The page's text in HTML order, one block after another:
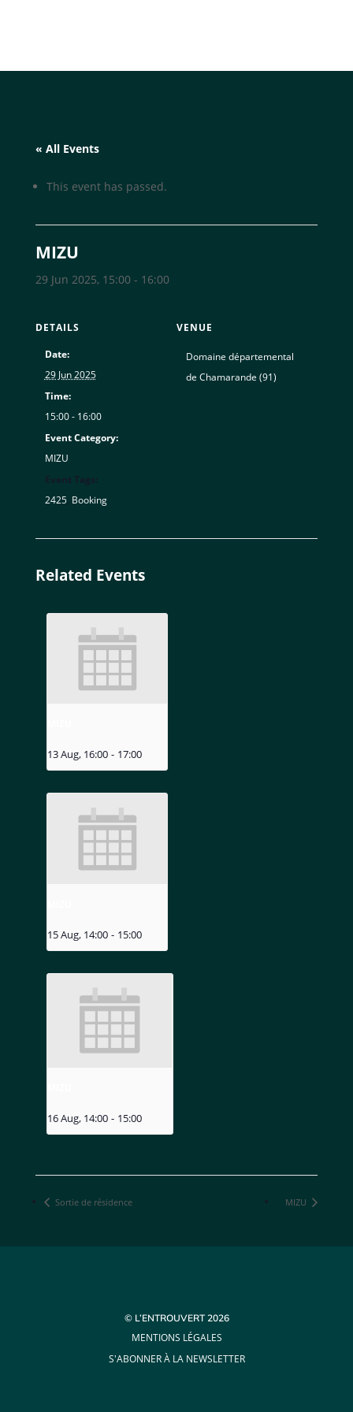
« All Events
This event has passed.
MIZU
29 Jun 2025, 15:00- 16:00
DETAILS
Date:
29 Jun 2025
Time:
15:00 - 16:00
Event Category:
MIZU
2425, Booking
VENUE
Domaine départemental
de Chamarande (91)
Related Events
13 Aug, 16:00 - 17:00
15 Aug, 14:00 - 15:00
16 Aug, 14:00 - 15:00
Sortie de résidence MIZU
© L’ENTROUVERT 2026
MENTIONS LÉGALES
S'ABONNER À LA NEWSLETTER